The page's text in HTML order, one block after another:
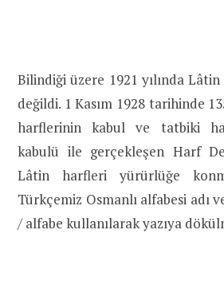
Bilindiği üzere 1921 yılında
değildi. 1 Kasım 1928 tarihinde
harflerinin kabul ve tatbiki
kabulü ile gerçekleşen Harf
Lâtin harfleri yürürlüğe
Türkçemiz Osmanlı alfabesi adı
/ alfabe kullanılarak yazıya